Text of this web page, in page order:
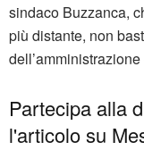
sindaco Buzzanca,
più distante, non
Partecipa alla
l'articolo su